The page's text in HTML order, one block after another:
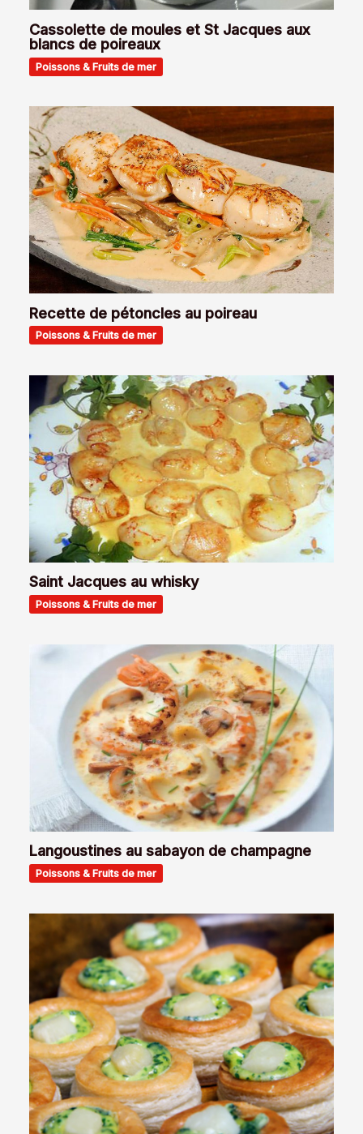
Cassolette de moules et St Jacques aux
blancs de poireaux
Poissons & Fruits de mer
Recette de pétoncles au poireau
Poissons & Fruits de mer
Saint Jacques au whisky
Poissons & Fruits de mer
Langoustines au sabayon de champagne
Poissons & Fruits de mer